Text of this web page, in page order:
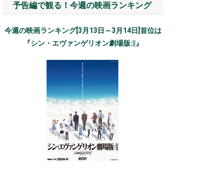
予告編で観る！今週の映画ランキング
今週の映画ランキング[3月13日～3月14日]首位は
『シン・エヴァンゲリオン劇場版:||』